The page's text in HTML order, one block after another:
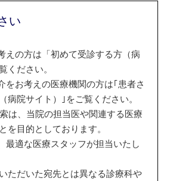
い
えの方は「初めて受診する方（病
ください。
をお考えの医療機関の方は｢患者さ
病院サイト）｣をご覧ください。
は、当院の担当医や関連する医療
を目的としております。
最適な医療スタッフが担当いたし
ただいた宛先とは異なる診療科や